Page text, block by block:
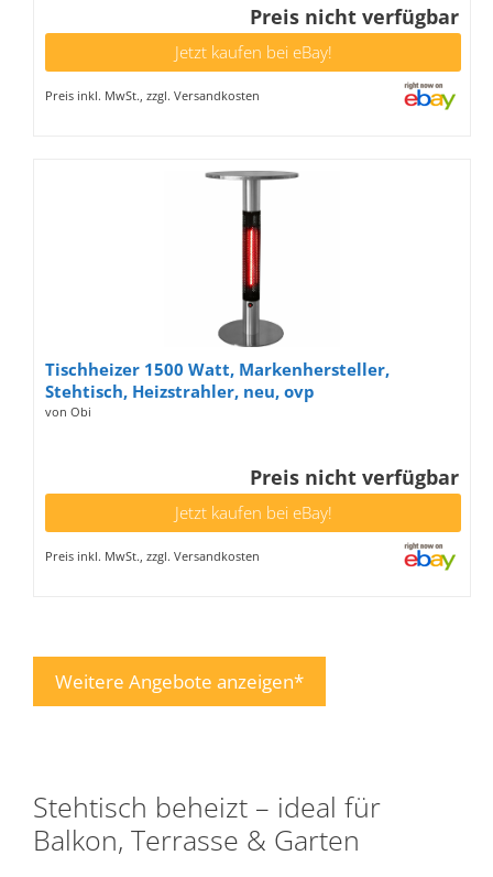
Preis nicht verfügbar
Jetzt kaufen bei eBay!
Preis inkl. MwSt., zzgl. Versandkosten
Tischheizer 1500 Watt, Markenhersteller,
Stehtisch, Heizstrahler, neu, ovp
von Obi
Preis nicht verfügbar
Jetzt kaufen bei eBay!
Preis inkl. MwSt., zzgl. Versandkosten
Weitere Angebote anzeigen*
Stehtisch beheizt – ideal für
Balkon, Terrasse & Garten